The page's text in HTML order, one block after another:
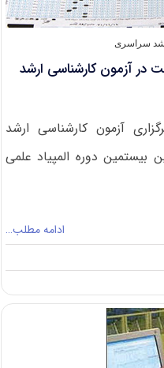
سراسری
آزمون کارشناسی ارشد
آزمون‌ کارشناسی‌ ارشد
سال‌ ۱۳۹۴ و همچنین‌ بیستمین دوره المپیاد علمی‌
ادامه مطلب…